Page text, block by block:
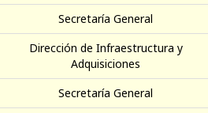
Secretaría General
Dirección de Infraestructura y
Adquisiciones
Secretaría General